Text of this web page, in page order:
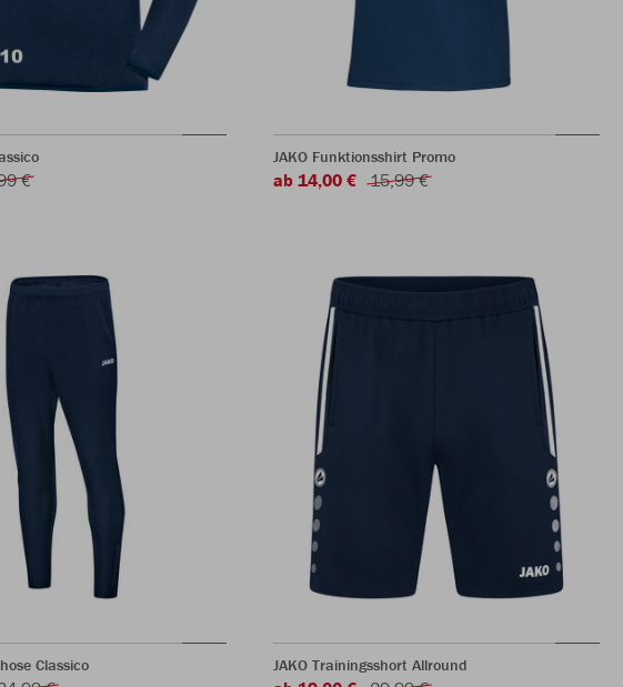
€
JAKO Funktionsshirt Promo
ab 14,00 € 15,99 €
Classico JAKO Trainingsshort Allround